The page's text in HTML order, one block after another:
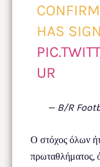
HAS
UR
— B/R
Ο στόχος όλων
πρωταθλήματος,